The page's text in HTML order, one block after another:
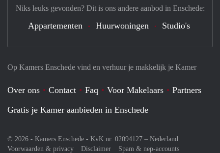
Op Kamers Enschede vind en verhuur je makkelijk je Kamer
Over ons Contact Faq Voor Makelaars
Partners
Gratis je Kamer aanbieden in Enschede
© 2026 - Kamers Enschede - KvK nr. 02094127 – Nederland
Voorwaarden & privacy
Disclaimer
Spam & nep-accounts
Niks leuks gevonden? Dit is ons andere aanbod in Enschede:
Appartementen Huurwoningen Studio's